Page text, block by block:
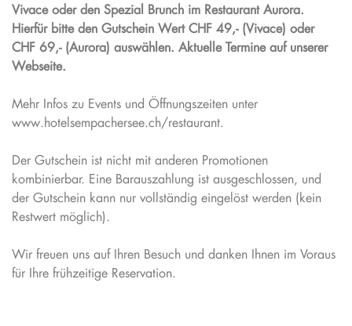
Vivace oder den Spezial Brunch im Restaurant Aurora.
Hierfür bitte den Gutschein Wert CHF 49,- (Vivace) oder
CHF 69,- (Aurora) auswählen. Aktuelle Termine auf unserer
Webseite.
Mehr Infos zu Events und Öffnungszeiten unter
www.hotelsempachersee.ch/restaurant.
Der Gutschein ist nicht mit anderen Promotionen
kombinierbar. Eine Barauszahlung ist ausgeschlossen, und
der Gutschein kann nur vollständig eingelöst werden (kein
Restwert möglich).
Wir freuen uns auf Ihren Besuch und danken Ihnen im Voraus
für Ihre frühzeitige Reservation.